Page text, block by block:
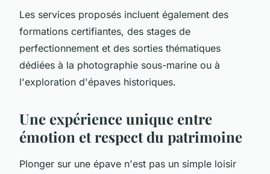
Les services proposés incluent également des
formations certifiantes, des stages de
perfectionnement et des sorties thématiques
dédiées à la photographie sous-marine ou à
l'exploration d'épaves historiques.
Une expérience unique entre
émotion et respect du patrimoine
Plonger sur une épave n'est pas un simple loisir